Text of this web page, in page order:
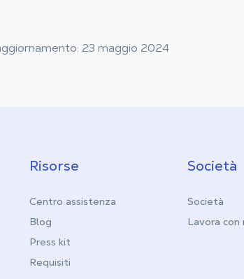
23 maggio 2024
Risorse
Centro assistenza
Blog
Press kit
Requisiti
Società
Società
Lavora con